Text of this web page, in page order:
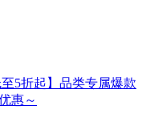
至5折起】品类专属爆款
惠～